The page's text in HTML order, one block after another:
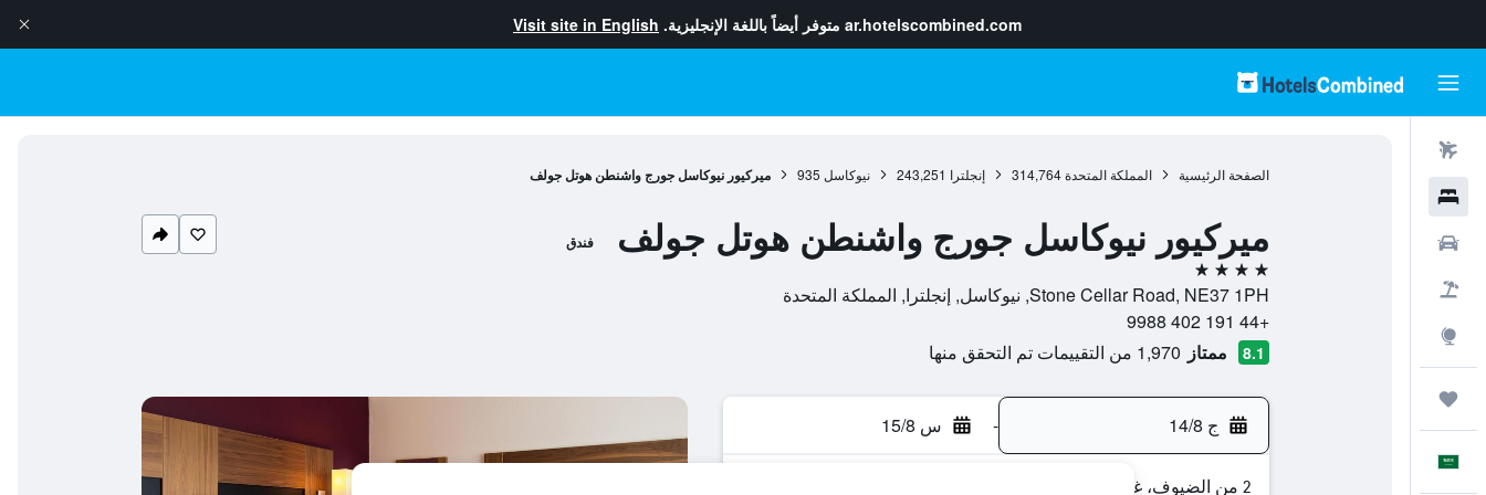
ar.hotelscombined.com متوفر أيضاً باللغة الإنجليزية. Visit site in English
الصفحة الرئيسية المملكة المتحدة 314,764 إنجلترا 243,251 نيوكاسل 935 ميركيور نيوكاسل جورج واشنطن هوتل جولف
ميركيور نيوكاسل جورج واشنطن هوتل جولف فندق
4 نجوم
Stone Cellar Road, NE37 1PH, نيوكاسل, إنجلترا, المملكة المتحدة
+44 191 402 9988
8.1 ممتاز 1,970 من التقييمات تم التحقق منها
ج 14/8 - س 15/8
2 من الضيوف، غرفة واحدة